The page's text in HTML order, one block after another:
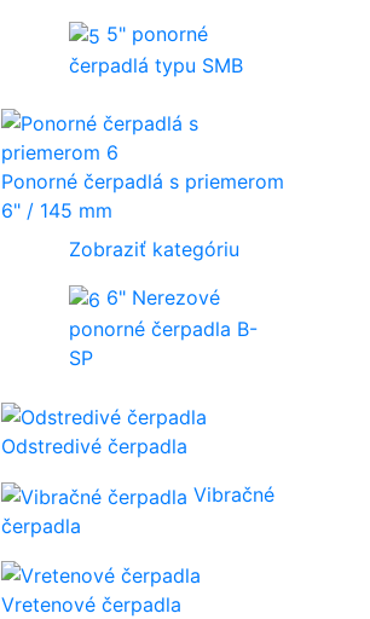
5" ponorné
čerpadlá typu SMB
Ponorné čerpadlá s priemerom
6" / 145 mm
Zobraziť kategóriu
6" Nerezové
ponorné čerpadla B-
SP
Odstredivé čerpadla
Vibračné
čerpadla
Vretenové čerpadla